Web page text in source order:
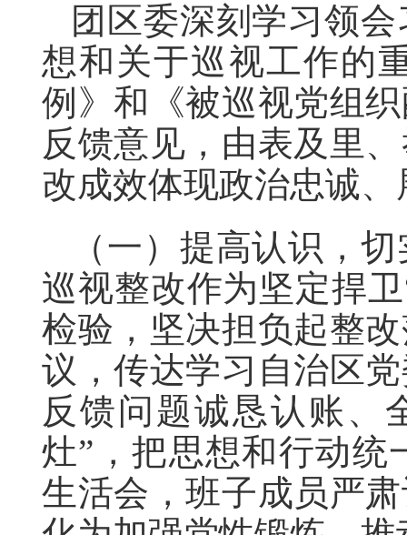
团区委深刻学习领
想和关于巡视工作的
例》和《被巡视党组
反馈意见，由表及里
改成效体现政治忠诚
（一）提高认识，
巡视整改作为坚定捍
检验，坚决担负起整
议，传达学习自治区
反馈问题诚恳认账、
灶”，把思想和行动统
生活会，班子成员严